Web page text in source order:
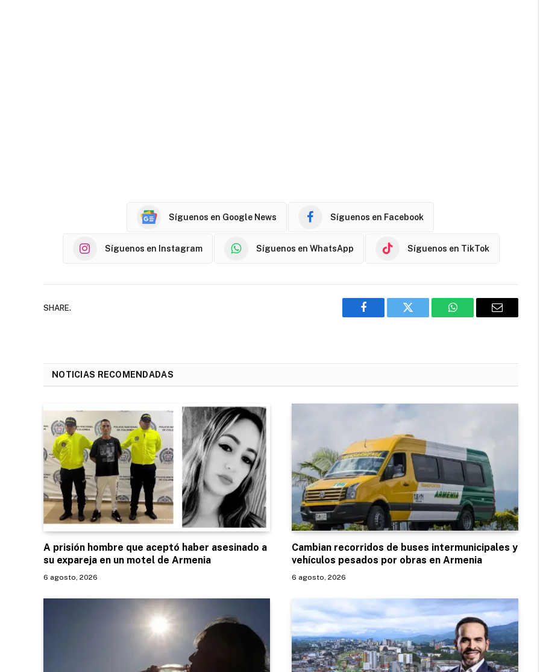
Síguenos en Google News Síguenos en Facebook
Síguenos en Instagram Síguenos en WhatsApp Síguenos en TikTok
SHARE.
Facebook Twitter WhatsAppEmail
NOTICIAS RECOMENDADAS
A prisión hombre que aceptó haber asesinado a
su expareja en un motel de Armenia
6 agosto, 2026
Cambian recorridos de buses intermunicipales y
vehículos pesados por obras en Armenia
6 agosto, 2026